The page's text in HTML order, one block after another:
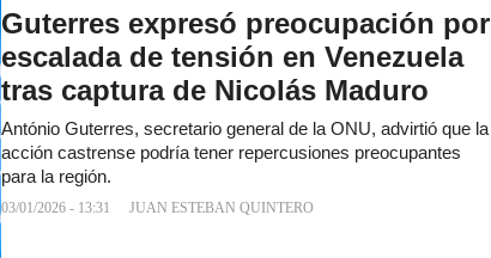
Guterres expresó preocupación por
escalada de tensión en Venezuela
tras captura de Nicolás Maduro
António Guterres, secretario general de la ONU, advirtió que la
acción castrense podría tener repercusiones preocupantes
para la región.
03/01/2026 - 13:31 JUAN ESTEBAN QUINTERO